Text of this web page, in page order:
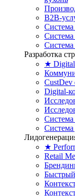
B2B-
Разработка
★
CustDev
Digital-
★
Retail